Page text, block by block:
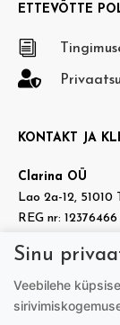
ETTEVÕTTE
i

KONTAKT JA
Clarina OÜ
Lao 2a-12, 51010
REG nr: 12376466
 https://
Sinu
Veebilehe